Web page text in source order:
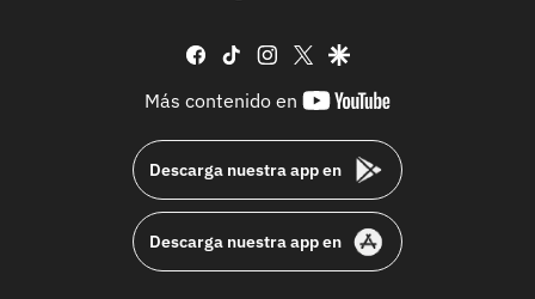
facebook
tiktok instagram
twittergoogle
Más contenido en
youtube-
Descarga nuestra app en
Descarga nuestra app en